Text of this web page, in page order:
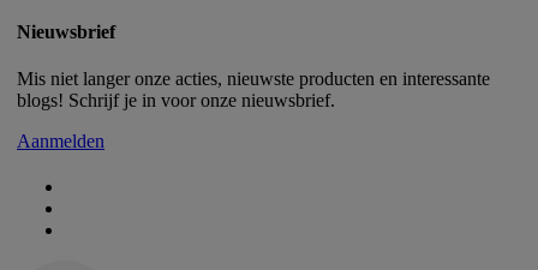
Nieuwsbrief
Mis niet langer onze acties, nieuwste producten en interessante
blogs! Schrijf je in voor onze nieuwsbrief.
Aanmelden